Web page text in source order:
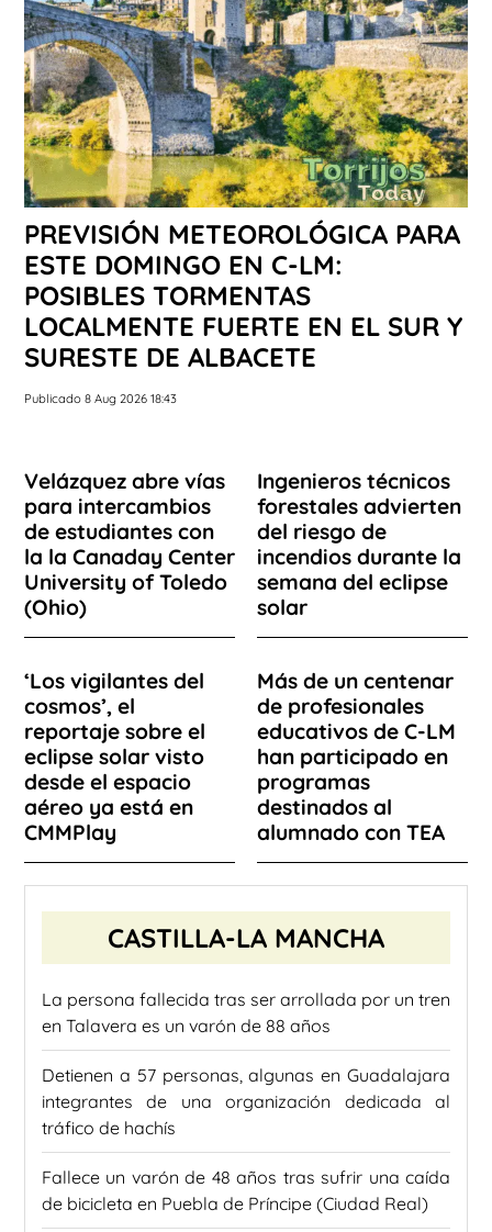
PREVISIÓN METEOROLÓGICA PARA
ESTE DOMINGO EN C-LM:
POSIBLES TORMENTAS
LOCALMENTE FUERTE EN EL SUR Y
SURESTE DE ALBACETE
Publicado 8 Aug 2026 18:43
Velázquez abre vías
para intercambios
de estudiantes con
la la Canaday Center
University of Toledo
(Ohio)
Ingenieros técnicos
forestales advierten
del riesgo de
incendios durante la
semana del eclipse
solar
‘Los vigilantes del
cosmos’, el
reportaje sobre el
eclipse solar visto
desde el espacio
aéreo ya está en
CMMPlay
Más de un centenar
de profesionales
educativos de C-LM
han participado en
programas
destinados al
alumnado con TEA
CASTILLA-LA MANCHA
La persona fallecida tras ser arrollada por un tren
en Talavera es un varón de 88 años
Detienen a 57 personas, algunas en Guadalajara
integrantes de una organización dedicada al
tráfico de hachís
Fallece un varón de 48 años tras sufrir una caída
de bicicleta en Puebla de Príncipe (Ciudad Real)